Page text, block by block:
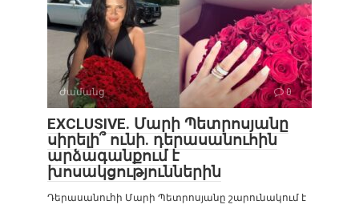
Ժամանց 0
EXCLUSIVE. Մարի Պետրոսյանը
սիրելի՞ ունի. դերասանուհին
արձագանքում է
խոսակցություններին
Դերասանուհի Մարի Պետրոսյանը շարունակում է